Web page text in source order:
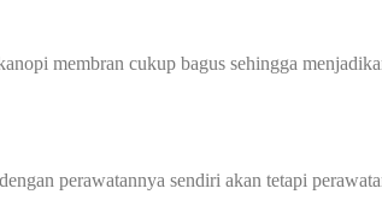
membran cukup bagus sehingga
perawatannya sendiri akan tetapi